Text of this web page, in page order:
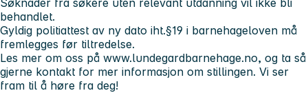
behandlet.
Gyldig politiattest av ny dato iht.§19 i barnehageloven må
fremlegges før tiltredelse.
Les mer om oss på www.lundegardbarnehage.no, og ta så
gjerne kontakt for mer informasjon om stillingen. Vi ser
fram til å høre fra deg!